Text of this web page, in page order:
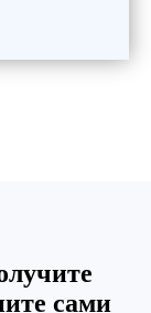
сами